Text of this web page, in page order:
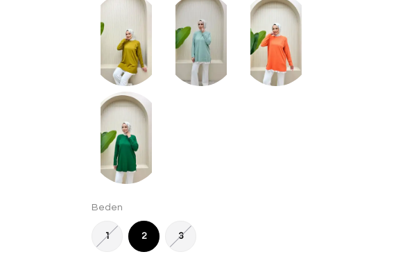
Beden
1 2 3